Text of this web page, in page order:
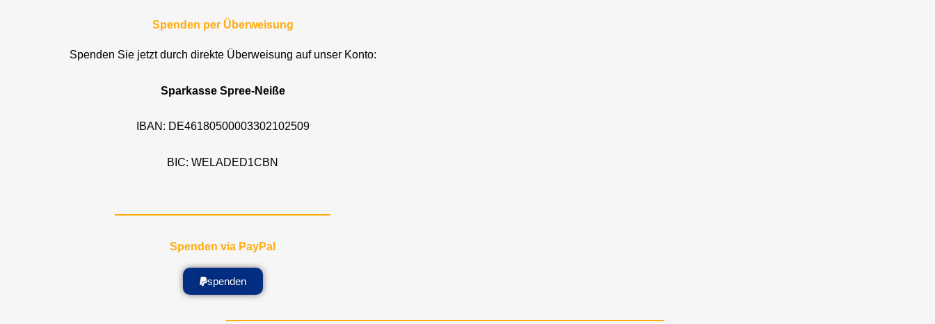
Spenden per Überweisung
Spenden Sie jetzt durch direkte Überweisung auf unser Konto:
Sparkasse Spree-Neiße
IBAN: DE46180500003302102509
BIC: WELADED1CBN
Spenden via PayPal
spenden